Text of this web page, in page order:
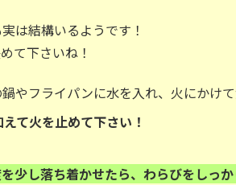
は結構いるようです！
て下さいね！
やフライパンに水を入れ、火にかけて
て火を止めて下さい！
少し落ち着かせたら、わらびをしっか